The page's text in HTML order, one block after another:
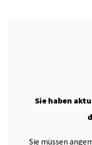
Sie haben
Sie müssen